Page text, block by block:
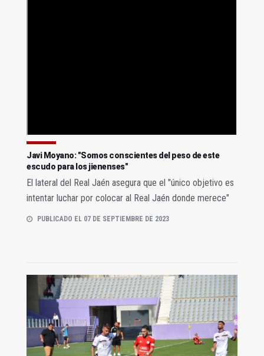
Javi Moyano: "Somos conscientes del peso de este
escudo para los jienenses"
El lateral del Real Jaén asegura que el "único objetivo es
intentar luchar por colocar al Real Jaén donde merece"
PUBLICADO EL 07 DE SEPTIEMBRE DE 2023